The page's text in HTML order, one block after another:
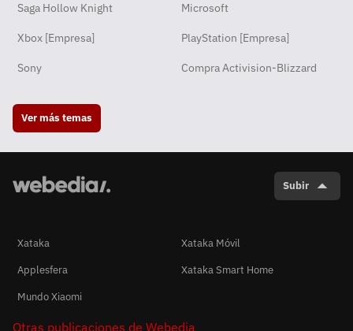
Saga Hollow Knight Microsoft
Xbox [Empresa] PlayStation [Empresa]
Sony Compra Activision-Blizzard
Ver más temas
Subir
Xataka
Xataka Móvil
Applesfera
Xataka Smart Home
Mundo Xiaomi
Otras publicaciones de Webedia